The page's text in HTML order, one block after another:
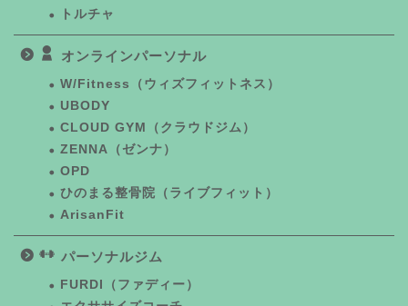
トルチャ
オンラインパーソナル
W/Fitness（ウィズフィットネス）
UBODY
CLOUD GYM（クラウドジム）
ZENNA（ゼンナ）
OPD
ひのまる整骨院（ライブフィット）
ArisanFit
パーソナルジム
FURDI（ファディー）